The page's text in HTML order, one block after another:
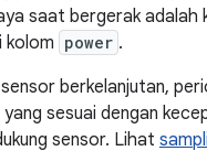
saat bergerak adalah
kolom power .
berkelanjutan,
sesuai dengan
sensor. Lihat